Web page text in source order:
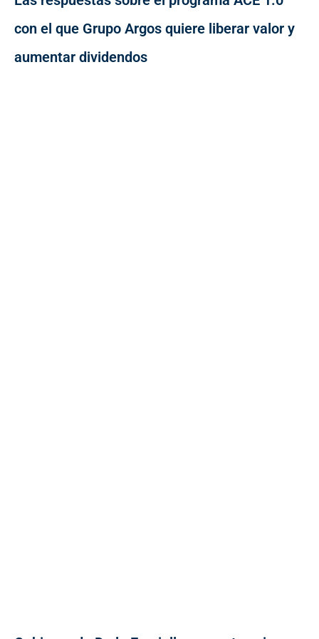
con el que Grupo Argos quiere liberar valor y
aumentar dividendos